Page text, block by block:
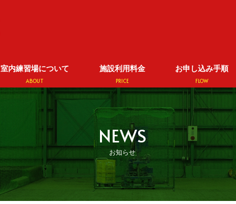
室内練習場について
ABOUT
施設利用料金
PRICE
お申し込み手順
FLOW
NEWS
お知らせ